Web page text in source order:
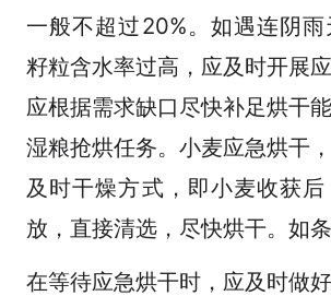
一般不超过20%。如遇连阴
籽粒含水率过高，应及时开展
应根据需求缺口尽快补足烘干
湿粮抢烘任务。小麦应急烘干
及时干燥方式，即小麦收获
放，直接清选，尽快烘干。如
在等待应急烘干时，应及时做